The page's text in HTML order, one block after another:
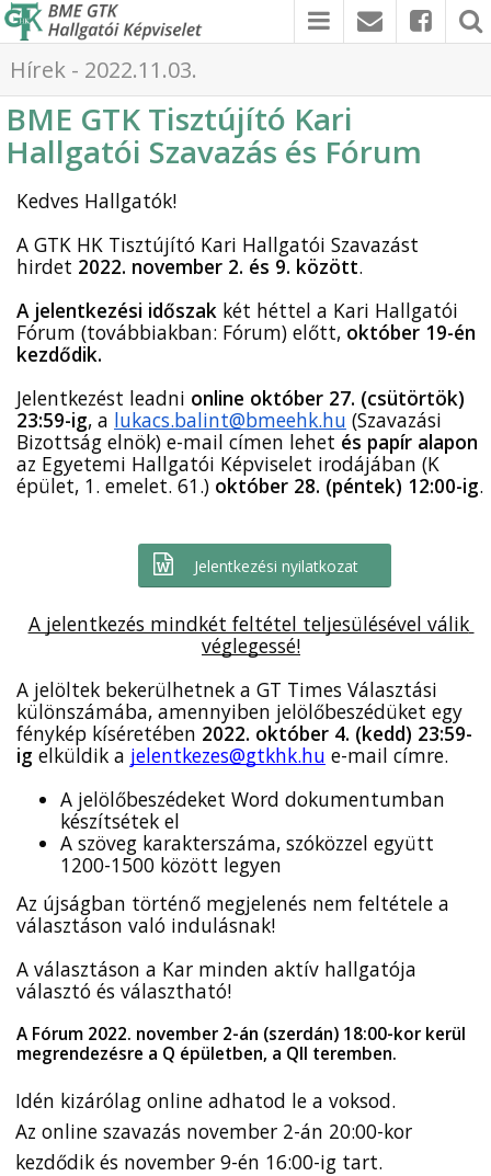
Hírek - 2022.11.03.
BME GTK Tisztújító Kari
Hallgatói Szavazás és Fórum
Kedves Hallgatók!
A GTK HK Tisztújító Kari Hallgatói Szavazást
hirdet 2022. november 2. és 9. között.
A jelentkezési időszak két héttel a Kari Hallgatói
Fórum (továbbiakban: Fórum) előtt, október 19-én
kezdődik.
Jelentkezést leadni online október 27. (csütörtök)
23:59-ig, a lukacs.balint@bmeehk.hu (Szavazási
Bizottság elnök) e-mail címen lehet és papír alapon
az Egyetemi Hallgatói Képviselet irodájában (K
épület, 1. emelet. 61.) október 28. (péntek) 12:00-ig.
Jelentkezési nyilatkozat
A jelentkezés mindkét feltétel teljesülésével válik
véglegessé!
A jelöltek bekerülhetnek a GT Times Választási
különszámába, amennyiben jelölőbeszédüket egy
fénykép kíséretében 2022. október 4. (kedd) 23:59-
ig elküldik a jelentkezes@gtkhk.hu e-mail címre.
A jelölőbeszédeket Word dokumentumban
készítsétek el​
A szöveg karakterszáma, szóközzel együtt
1200-1500 között legyen
Az újságban történő megjelenés nem feltétele a
választáson való indulásnak!
A választáson a Kar minden aktív hallgatója
választó és választható!
A Fórum 2022. november 2-án (szerdán) 18:00-kor kerül
megrendezésre a Q épületben, a QII teremben.
Idén kizárólag online adhatod le a voksod. ⁣
Az online szavazás november 2-án 20:00-kor
kezdődik és november 9-én 16:00-ig tart.⁣